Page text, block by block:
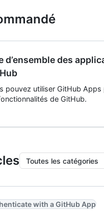
d’ensemble des
pouvez utiliser GitHub Apps
de GitHub.
Toutes les catégories
with a GitHub App